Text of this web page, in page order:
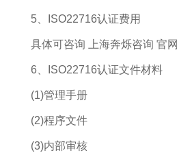
5、ISO22716认证费用
具体可咨询 上海奔烁咨询 官网
6、ISO22716认证文件材料
(1)管理手册
(2)程序文件
(3)内部审核